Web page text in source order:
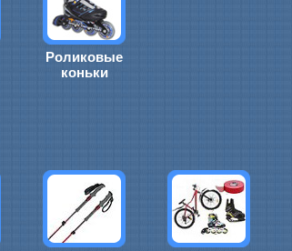
Роликовые
коньки